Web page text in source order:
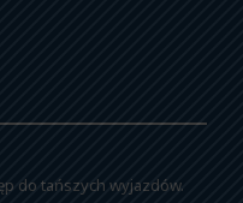
do tańszych wyjazdów.